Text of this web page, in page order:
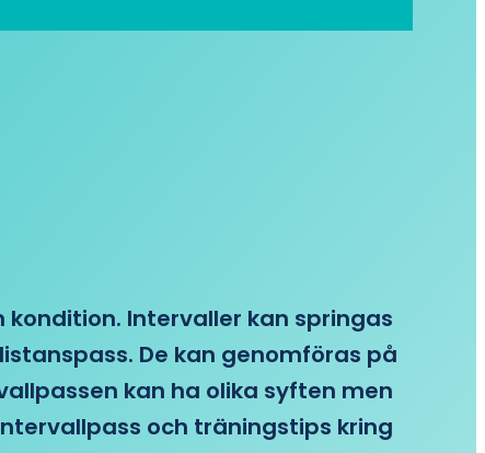
Intervaller kan springas
De kan genomföras på
kan ha olika syften men
och träningstips kring